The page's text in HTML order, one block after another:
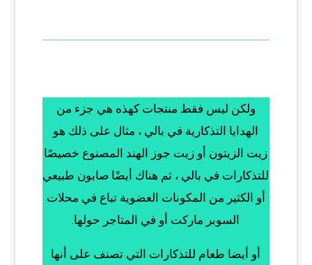
ولكن ليس فقط منتجات كهذه هي جزء من
الهدايا التذكارية في بالي ، مثال على ذلك هو
زيت الزيتون أو زيت جوز الهند المصنوع خصيصًا
للتذكارات في بالي ، ثم هناك أيضًا صابون طبيعي
أو الكثير من المكونات العضوية تباع في محلات
السوبر ماركت أو في المتاجر حولها.
أو أيضا طعام للتذكارات التي تصنف على أنها